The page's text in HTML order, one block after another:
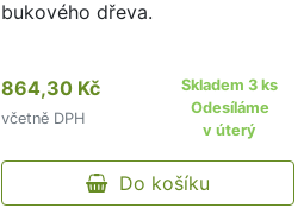
bukového dřeva.
864,30 Kč
včetně DPH
Skladem 3 ks
Odesíláme
v úterý
Do košíku